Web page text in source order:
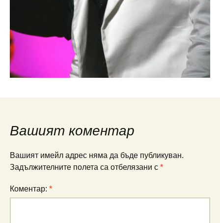
Вашият коментар
Вашият имейл адрес няма да бъде публикуван.
Задължителните полета са отбелязани с *
Коментар: *